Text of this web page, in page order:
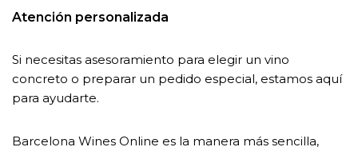
Atención personalizada
Si necesitas asesoramiento para elegir un vino
concreto o preparar un pedido especial, estamos aquí
para ayudarte.
Barcelona Wines Online es la manera más sencilla,